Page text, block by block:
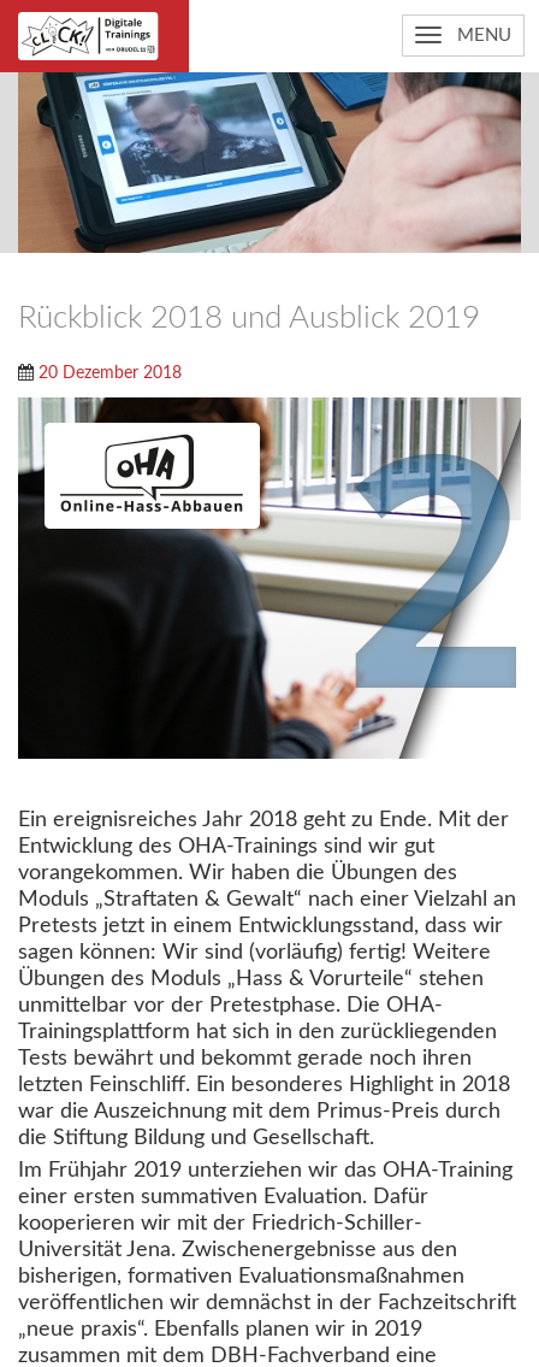
MENU
Rückblick 2018 und Ausblick 2019
20 Dezember 2018
Ein ereignisreiches Jahr 2018 geht zu Ende. Mit der
Entwicklung des OHA-Trainings sind wir gut
vorangekommen. Wir haben die Übungen des
Moduls „Straftaten & Gewalt“ nach einer Vielzahl an
Pretests jetzt in einem Entwicklungsstand, dass wir
sagen können: Wir sind (vorläufig) fertig! Weitere
Übungen des Moduls „Hass & Vorurteile“ stehen
unmittelbar vor der Pretestphase. Die OHA-
Trainingsplattform hat sich in den zurückliegenden
Tests bewährt und bekommt gerade noch ihren
letzten Feinschliff. Ein besonderes Highlight in 2018
war die Auszeichnung mit dem Primus-Preis durch
die Stiftung Bildung und Gesellschaft.
Im Frühjahr 2019 unterziehen wir das OHA-Training
einer ersten summativen Evaluation. Dafür
kooperieren wir mit der Friedrich-Schiller-
Universität Jena. Zwischenergebnisse aus den
bisherigen, formativen Evaluationsmaßnahmen
veröffentlichen wir demnächst in der Fachzeitschrift
„neue praxis“. Ebenfalls planen wir in 2019
zusammen mit dem DBH-Fachverband eine